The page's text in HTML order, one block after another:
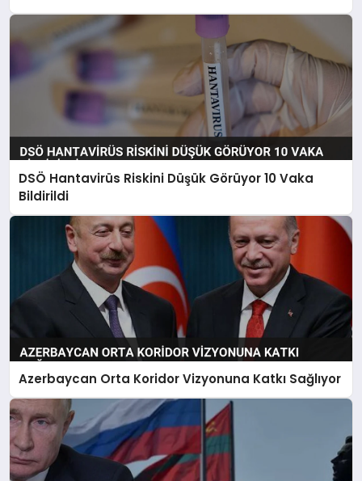
DSÖ Hantavirüs Riskini Düşük Görüyor 10 Vaka
Bildirildi
Azerbaycan Orta Koridor Vizyonuna Katkı Sağlıyor